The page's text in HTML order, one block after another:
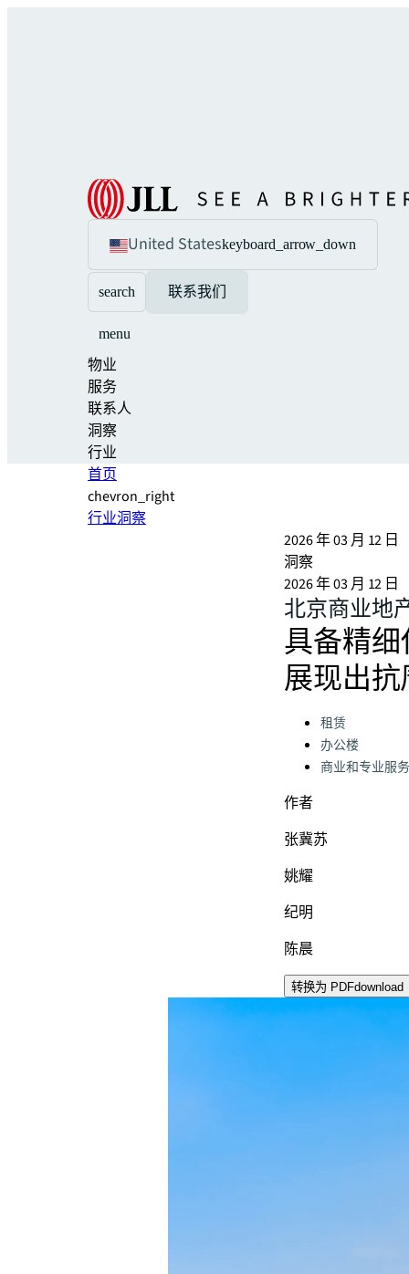
United Stateskeyboard_arrow_down
search 联系我们
menu
物业
服务
联系人
洞察
行业
首页
chevron_right
行业洞察
2026 年 03 月 12 日
洞察
2026 年 03 月 12 日
北京商业地
具备精
展现出
Categories:
租赁
办公楼
商业和专业服务
作者
张冀苏
姚耀
纪明
陈晨
转换为 PDFdownload